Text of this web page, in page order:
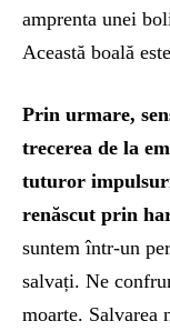
amprenta unei
Această boală
Prin urmare,
trecerea de la
tuturor
renăscut prin
suntem într-un
salvați. Ne
moarte. Salvarea